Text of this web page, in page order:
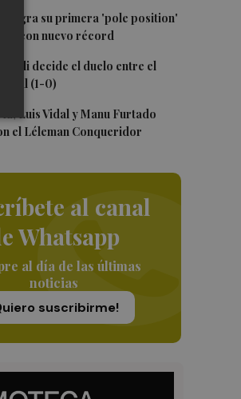
logra su primera 'pole position'
con nuevo récord
decide el duelo entre el
filial (1-0)
Luis Vidal y Manu Furtado
el Léleman Conqueridor
al canal
Whatsapp
al día de las últimas
noticias
suscribirme!